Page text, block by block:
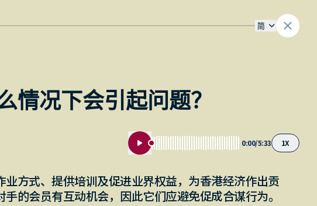
简
情况下会引起问题？
0:00/5:33 1X
方式、提供培训及促进业界权益，为香港经济作出贡
的会员有互动机会，因此它们应避免促成合谋行为。